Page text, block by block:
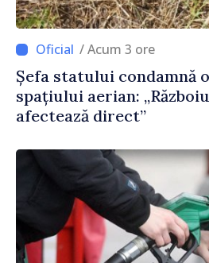
/ Acum 3 ore
Șefa statului condamnă
spațiului aerian:
afectează direct”